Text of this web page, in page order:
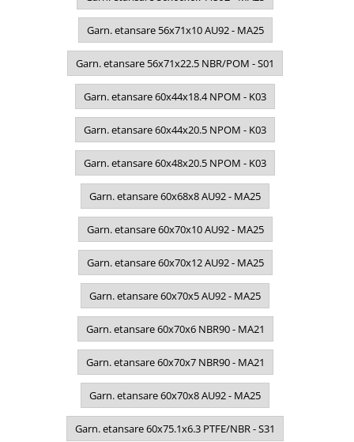
Garn. etansare 56x71x10 AU92 - MA25
Garn. etansare 56x71x22.5 NBR/POM - S01
Garn. etansare 60x44x18.4 NPOM - K03
Garn. etansare 60x44x20.5 NPOM - K03
Garn. etansare 60x48x20.5 NPOM - K03
Garn. etansare 60x68x8 AU92 - MA25
Garn. etansare 60x70x10 AU92 - MA25
Garn. etansare 60x70x12 AU92 - MA25
Garn. etansare 60x70x5 AU92 - MA25
Garn. etansare 60x70x6 NBR90 - MA21
Garn. etansare 60x70x7 NBR90 - MA21
Garn. etansare 60x70x8 AU92 - MA25
Garn. etansare 60x75.1x6.3 PTFE/NBR - S31